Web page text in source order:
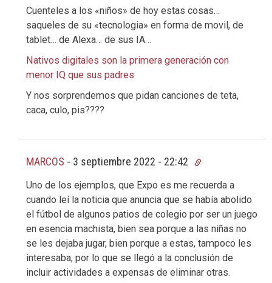
Cuenteles a los «niños» de hoy estas cosas…
saqueles de su «tecnologia» en forma de movil, de
tablet… de Alexa… de sus IA…
Nativos digitales son la primera generación con
menor IQ que sus padres
Y nos sorprendemos que pidan canciones de teta,
caca, culo, pis????
MARCOS - 3 septiembre 2022 - 22:42
Uno de los ejemplos, que Expo es me recuerda a
cuando leí la noticia que anuncia que se había abolido
el fútbol de algunos patios de colegio por ser un juego
en esencia machista, bien sea porque a las niñas no
se les dejaba jugar, bien porque a estas, tampoco les
interesaba, por lo que se llegó a la conclusión de
incluir actividades a expensas de eliminar otras.